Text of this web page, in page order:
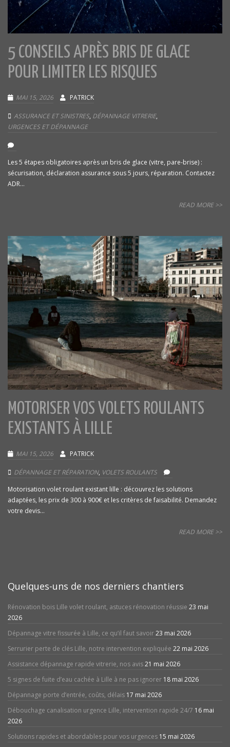
5 CONSEILS APRÈS BRIS DE GLACE
POUR LIMITER LES RISQUES
MAI 15, 2026 PATRICK
ASSURANCE ET SINISTRES, DÉPANNAGE VITRERIE,
URGENCES ET DÉPANNAGE
Les 5 étapes obligatoires après un bris de glace (vitre, pare-brise) :
sécurisation, déclaration assurance sous 5 jours, réparation. Contactez
ADR...
READ MORE >>
MOTORISER VOS VOLETS ROULANTS
EXISTANTS À LILLE
MAI 15, 2026 PATRICK
DÉPANNAGE ET RÉPARATION, VOLETS ROULANTS
Motorisation volet roulant existant lille : découvrez les solutions
adaptées, les prix de 300 à 900€ et les critères de faisabilité. Demandez
votre devis...
READ MORE >>
Quelques-uns de nos derniers chantiers
Rénovation bois Lille volet roulant, astuces rénovation réussie 23 mai
2026
Dépannage vitre fissurée à Lille, ce qu’il faut savoir23 mai 2026
Serrurier perte de clés Lille, notre intervention expliquée 22 mai 2026
Assistance dépannage rapide vitrerie, nos avis21 mai 2026
5 signes de fuite d’eau cachée à Lille à ne pas ignorer 18 mai 2026
Dépannage porte d’entrée, coûts, délais 17 mai 2026
Débouchage canalisation urgence Lille, intervention rapide 24/7 16 mai
2026
Solutions rapides et abordables pour vos urgences 15 mai 2026